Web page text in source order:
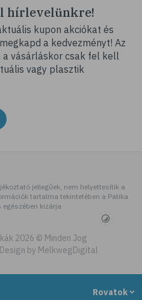
Rovatok
hírlevelünkre!
kupon akciókat és
a kedvezményt! Az
a vásárláskor csak fel kell
vagy plasztik
jellegűek, nem helyettesítik a
tartalma tekintetében a Patika
kizárja
2026 © Minden Jog
by MelkwegDigital